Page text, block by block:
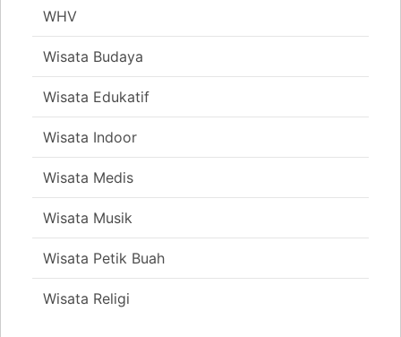
WHV
Wisata Budaya
Wisata Edukatif
Wisata Indoor
Wisata Medis
Wisata Musik
Wisata Petik Buah
Wisata Religi